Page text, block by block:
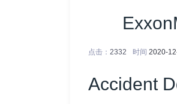
点击： 2332 时间 2020-
Accident